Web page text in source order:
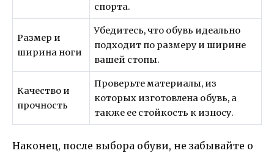
спорта.
Размер и
ширина ноги
Убедитесь, что обувь идеально
подходит по размеру и ширине
вашей стопы.
Качество и
прочность
Проверьте материалы, из
которых изготовлена обувь, а
также ее стойкость к износу.
Наконец, после выбора обуви, не забывайте о